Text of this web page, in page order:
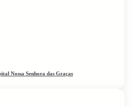
Nossa Senhora das Graças